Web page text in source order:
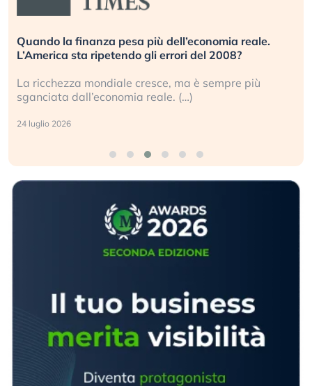
Quando la finanza pesa più dell’economia reale.
L’America sta ripetendo gli errori del 2008?
La ricchezza mondiale cresce, ma è sempre più
sganciata dall’economia reale. (…)
24 luglio 2026